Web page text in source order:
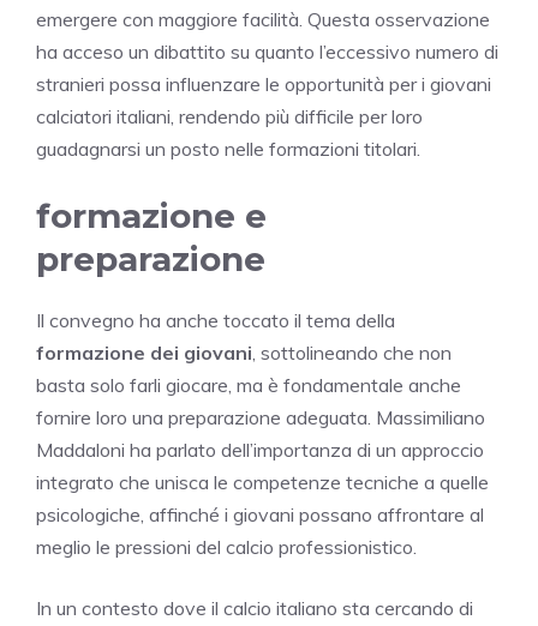
emergere con maggiore facilità. Questa osservazione
ha acceso un dibattito su quanto l’eccessivo numero di
stranieri possa influenzare le opportunità per i giovani
calciatori italiani, rendendo più difficile per loro
guadagnarsi un posto nelle formazioni titolari.
formazione e
preparazione
Il convegno ha anche toccato il tema della
formazione dei giovani , sottolineando che non
basta solo farli giocare, ma è fondamentale anche
fornire loro una preparazione adeguata. Massimiliano
Maddaloni ha parlato dell’importanza di un approccio
integrato che unisca le competenze tecniche a quelle
psicologiche, affinché i giovani possano affrontare al
meglio le pressioni del calcio professionistico.
In un contesto dove il calcio italiano sta cercando di